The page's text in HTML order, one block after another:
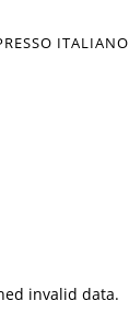
ITALIANO
invalid data.